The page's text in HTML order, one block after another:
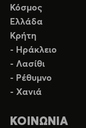
Κόσμος
Ελλάδα
Κρήτη
- Ηράκλειο
- Λασίθι
- Ρέθυμνο
- Χανιά
ΚΟΙΝΩΝΙΑ